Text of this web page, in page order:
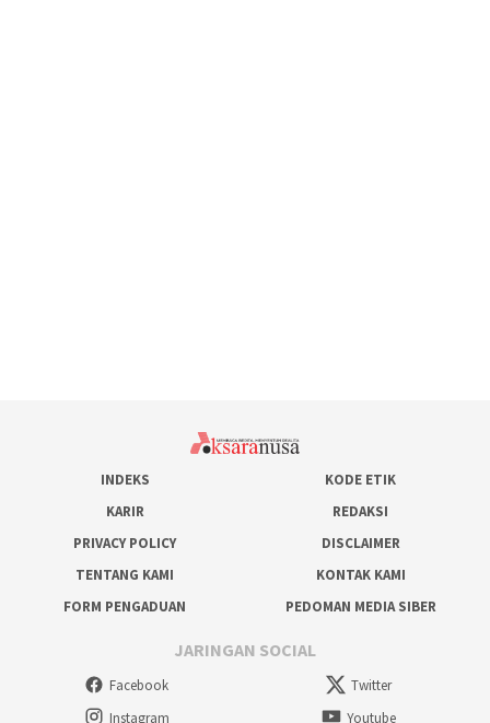
INDEKS
KODE ETIK
KARIR
REDAKSI
PRIVACY POLICY
DISCLAIMER
TENTANG KAMI
KONTAK KAMI
FORM PENGADUAN
PEDOMAN MEDIA SIBER
JARINGAN SOCIAL
Facebook
Twitter
Instagram
Youtube